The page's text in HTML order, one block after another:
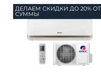
ДЕЛАЕМ СКИДКИ ДО 20% ОТ
СУММЫ